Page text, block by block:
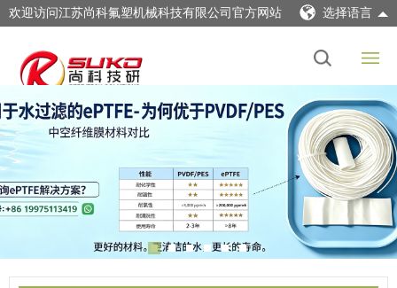
欢迎访问江苏尚科氟塑机械科技有限公司官方网站 选择语言